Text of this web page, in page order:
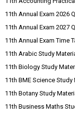
11th Annual Exam 2026
11th Annual Exam 2027
11th Annual Exam Time
11th Arabic Study
11th Biology Study
11th BME Science Study
11th Botany Study
11th Business Maths